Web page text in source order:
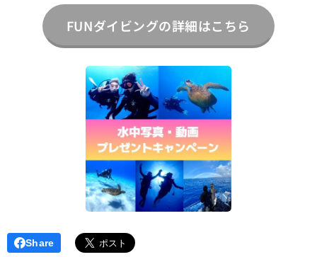
FUNダイビングの詳細はこちら
Share